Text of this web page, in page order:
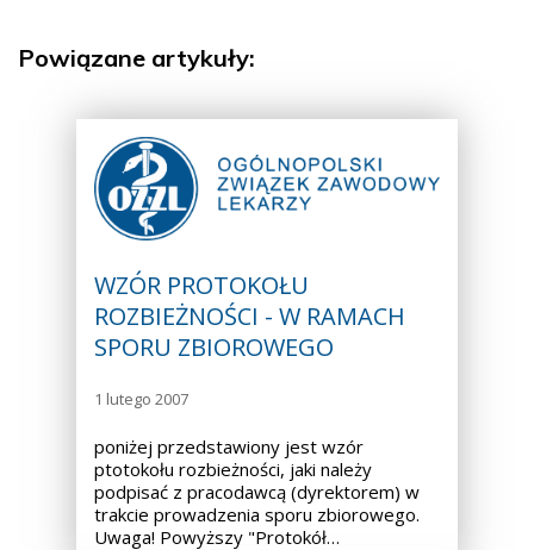
Powiązane artykuły:
WZÓR PROTOKOŁU
ROZBIEŻNOŚCI - W RAMACH
SPORU ZBIOROWEGO
1 lutego 2007
poniżej przedstawiony jest wzór
ptotokołu rozbieżności, jaki należy
podpisać z pracodawcą (dyrektorem) w
trakcie prowadzenia sporu zbiorowego.
Uwaga! Powyższy "Protokół…